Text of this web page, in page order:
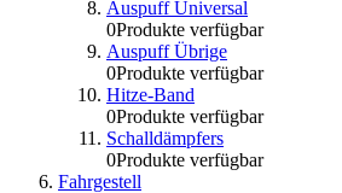
Auspuff Universal
0Produkte verfügbar
Auspuff Übrige
0Produkte verfügbar
Hitze-Band
0Produkte verfügbar
Schalldämpfers
0Produkte verfügbar
Fahrgestell